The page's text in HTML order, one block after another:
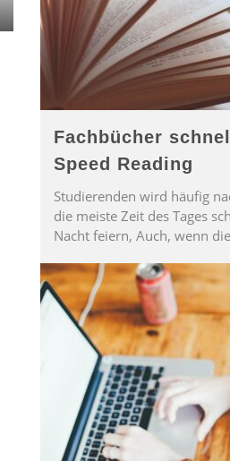
Fachbücher
Speed Reading
Studierenden wird häufig
die meiste Zeit des Tages
Nacht feiern, Auch, wenn die